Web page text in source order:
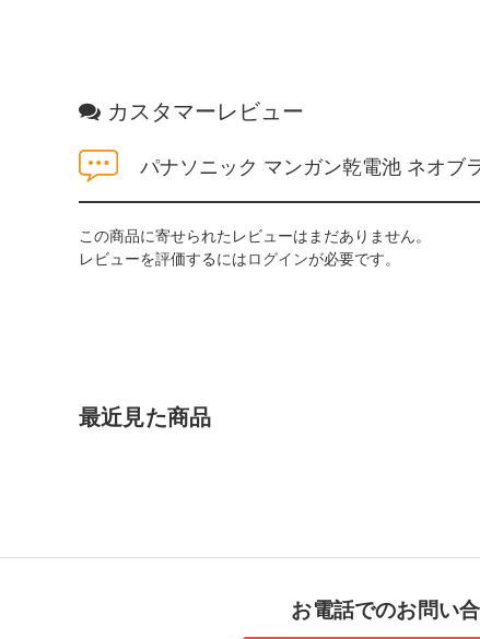
カスタマーレビュー
パナソニック マンガン乾電池 ネオブ
この商品に寄せられたレビューはまだありません。
レビューを評価するにはログインが必要です。
最近見た商品
お電話でのお問い